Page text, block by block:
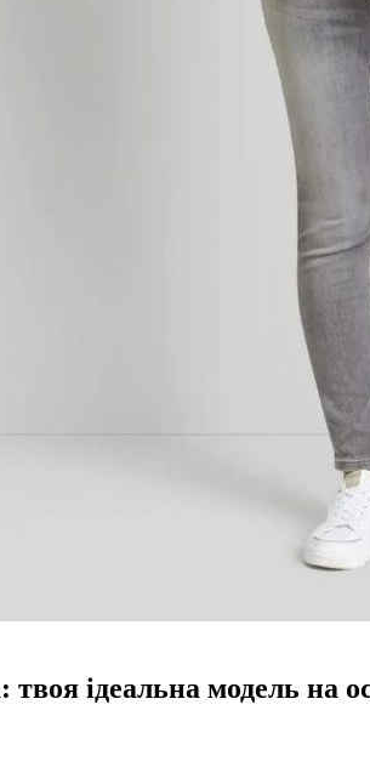
ідеальна модель на